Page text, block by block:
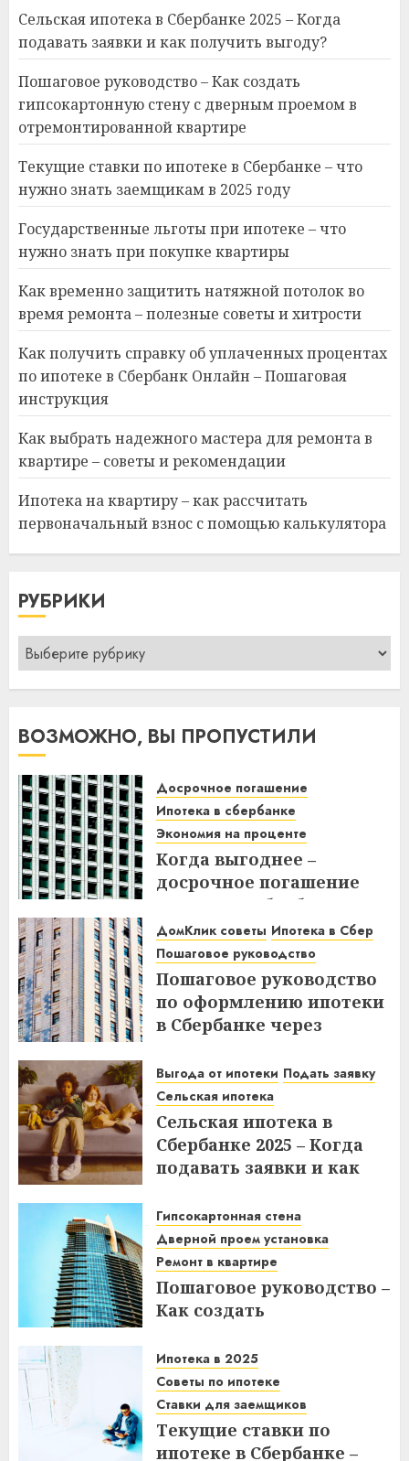
Сельская ипотека в Сбербанке 2025 – Когда
подавать заявки и как получить выгоду?
Пошаговое руководство – Как создать
гипсокартонную стену с дверным проемом в
отремонтированной квартире
Текущие ставки по ипотеке в Сбербанке – что
нужно знать заемщикам в 2025 году
Государственные льготы при ипотеке – что
нужно знать при покупке квартиры
Как временно защитить натяжной потолок во
время ремонта – полезные советы и хитрости
Как получить справку об уплаченных процентах
по ипотеке в Сбербанк Онлайн – Пошаговая
инструкция
Как выбрать надежного мастера для ремонта в
квартире – советы и рекомендации
Ипотека на квартиру – как рассчитать
первоначальный взнос с помощью калькулятора
РУБРИКИ
Рубрики
ВОЗМОЖНО, ВЫ ПРОПУСТИЛИ
Досрочное погашение
Ипотека в сбербанке
Экономия на проценте
Когда выгоднее –
досрочное погашение
ипотеки в Сбербанке до
или после дня списания?
Узнайте все нюансы!
18.12.2025
ДомКлик советы Ипотека в Сбер
Пошаговое руководство
Пошаговое руководство
по оформлению ипотеки
в Сбербанке через
советы
08.12.2025
Выгода от ипотеки Подать заявку
Сельская ипотека
Сельская ипотека в
Сбербанке 2025 – Когда
подавать заявки и как
03.12.2025
Гипсокартонная стена
Дверной проем установка
Ремонт в квартире
Пошаговое руководство –
Как создать
дверным проемом в
отремонтированной
квартире
14.11.2025
Ипотека в 2025
Советы по ипотеке
Ставки для заемщиков
Текущие ставки по
ипотеке в Сбербанке –